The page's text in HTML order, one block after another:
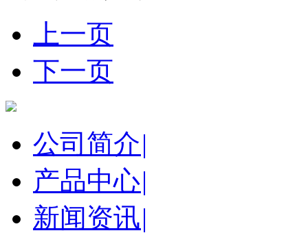
上一页
下一页
公司简介|
产品中心|
新闻资讯|